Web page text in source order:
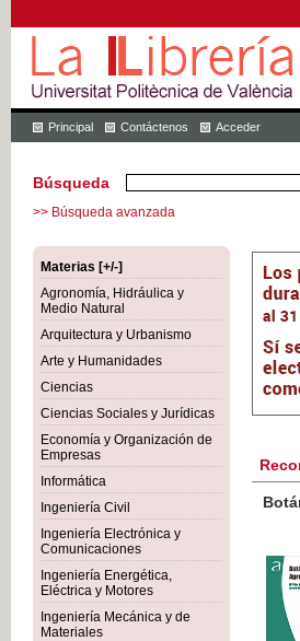
Principal Contáctenos Acceder
Búsqueda
>> Búsqueda avanzada
Materias [+/-]
Agronomía, Hidráulica y
Medio Natural
Arquitectura y Urbanismo
Arte y Humanidades
Ciencias
Ciencias Sociales y Jurídicas
Economía y Organización de
Empresas
Informática
Ingeniería Civil
Ingeniería Electrónica y
Comunicaciones
Ingeniería Energética,
Eléctrica y Motores
Ingeniería Mecánica y de
Materiales